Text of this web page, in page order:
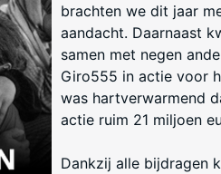
brachten we dit jaar
aandacht. Daarnaast
samen met negen
Giro555 in actie voor
was hartverwarmend
actie ruim 21 miljoen
Dankzij alle bijdragen